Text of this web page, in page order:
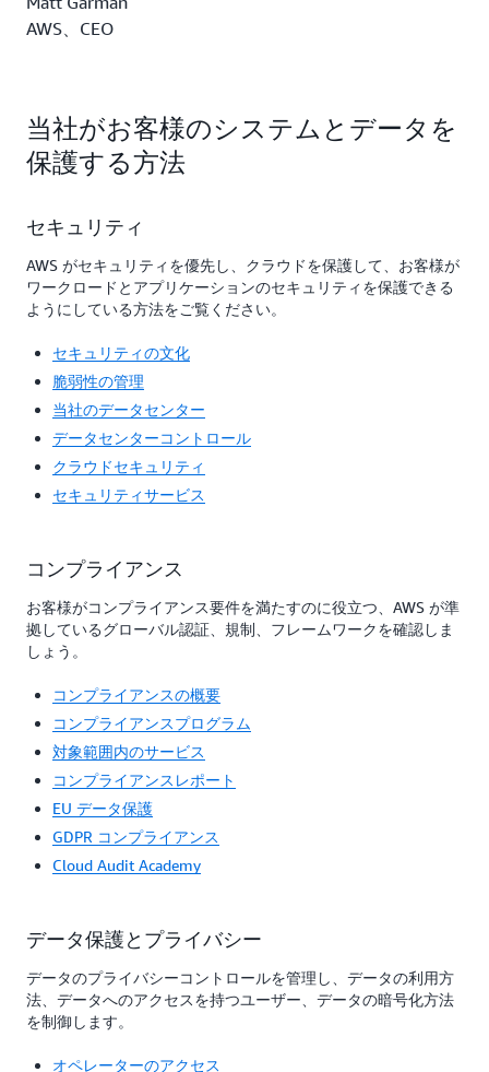
AWS、CEO
当社がお客様のシステムとデータを
保護する方法
セキュリティ
AWS がセキュリティを優先し、クラウドを保護して、お客様が
ワークロードとアプリケーションのセキュリティを保護できる
ようにしている方法をご覧ください。
セキュリティの文化
脆弱性の管理
当社のデータセンター
データセンターコントロール
クラウドセキュリティ
セキュリティサービス
コンプライアンス
お客様がコンプライアンス要件を満たすのに役立つ、AWS が準
拠しているグローバル認証、規制、フレームワークを確認しま
しょう。
コンプライアンスの概要
コンプライアンスプログラム
対象範囲内のサービス
コンプライアンスレポート
EU データ保護
GDPR コンプライアンス
Cloud Audit Academy
データ保護とプライバシー
データのプライバシーコントロールを管理し、データの利用方
法、データへのアクセスを持つユーザー、データの暗号化方法
を制御します。
オペレーターのアクセス